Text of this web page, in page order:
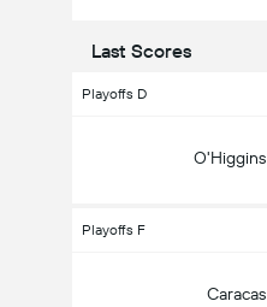
Last Scores
Playoffs D
O'Higgins
Playoffs F
Caracas